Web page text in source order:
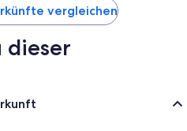
259 €
vergleichen
dieser